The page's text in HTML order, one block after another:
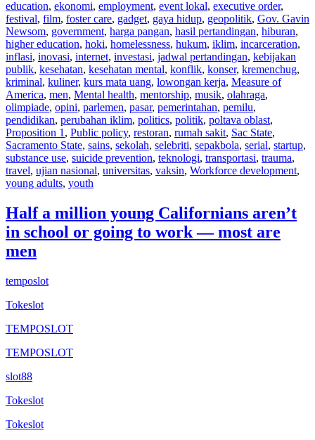
education, ekonomi, employment, event lokal, executive order,
festival, film, foster care, gadget, gaya hidup, geopolitik, Gov. Gavin
Newsom, government, harga pangan, hasil pertandingan, hiburan,
higher education, hoki, homelessness, hukum, iklim, incarceration,
inflasi, inovasi, internet, investasi, jadwal pertandingan, kebijakan
publik, kesehatan, kesehatan mental, konflik, konser, kremenchug,
kriminal, kuliner, kurs mata uang, lowongan kerja, Measure of
America, men, Mental health, mentorship, musik, olahraga,
olimpiade, opini, parlemen, pasar, pemerintahan, pemilu,
pendidikan, perubahan iklim, politics, politik, poltava oblast,
Proposition 1 , Public policy, restoran, rumah sakit, Sac State,
Sacramento State, sains, sekolah, selebriti, sepakbola, serial, startup,
substance use, suicide prevention, teknologi, transportasi, trauma,
travel, ujian nasional, universitas, vaksin, Workforce development,
young adults, youth
Half a million young Californians aren’t
in school or going to work — most are
men
temposlot
Tokeslot
TEMPOSLOT
TEMPOSLOT
slot88
Tokeslot
Tokeslot